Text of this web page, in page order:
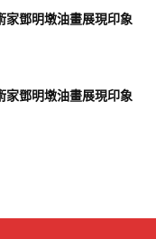
家鄧明墩油畫展現印象
家鄧明墩油畫展現印象